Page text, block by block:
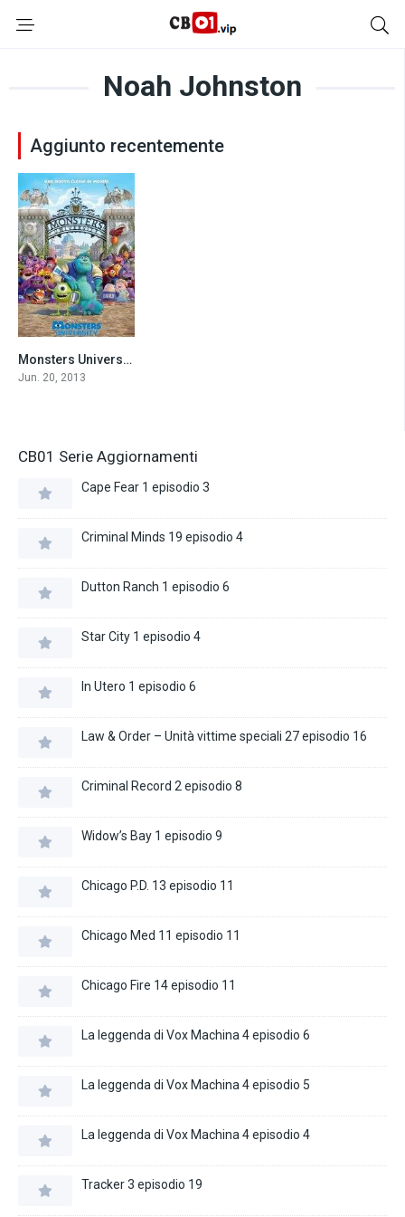
Noah Johnston
Aggiunto recentemente
7.3Monsters University (2013)
Jun. 20, 2013
CB01 Serie Aggiornamenti
Cape Fear 1 episodio 3
Criminal Minds 19 episodio 4
Dutton Ranch 1 episodio 6
Star City 1 episodio 4
In Utero 1 episodio 6
Law & Order – Unità vittime speciali 27 episodio 16
Criminal Record 2 episodio 8
Widow’s Bay 1 episodio 9
Chicago P.D. 13 episodio 11
Chicago Med 11 episodio 11
Chicago Fire 14 episodio 11
La leggenda di Vox Machina 4 episodio 6
La leggenda di Vox Machina 4 episodio 5
La leggenda di Vox Machina 4 episodio 4
Tracker 3 episodio 19